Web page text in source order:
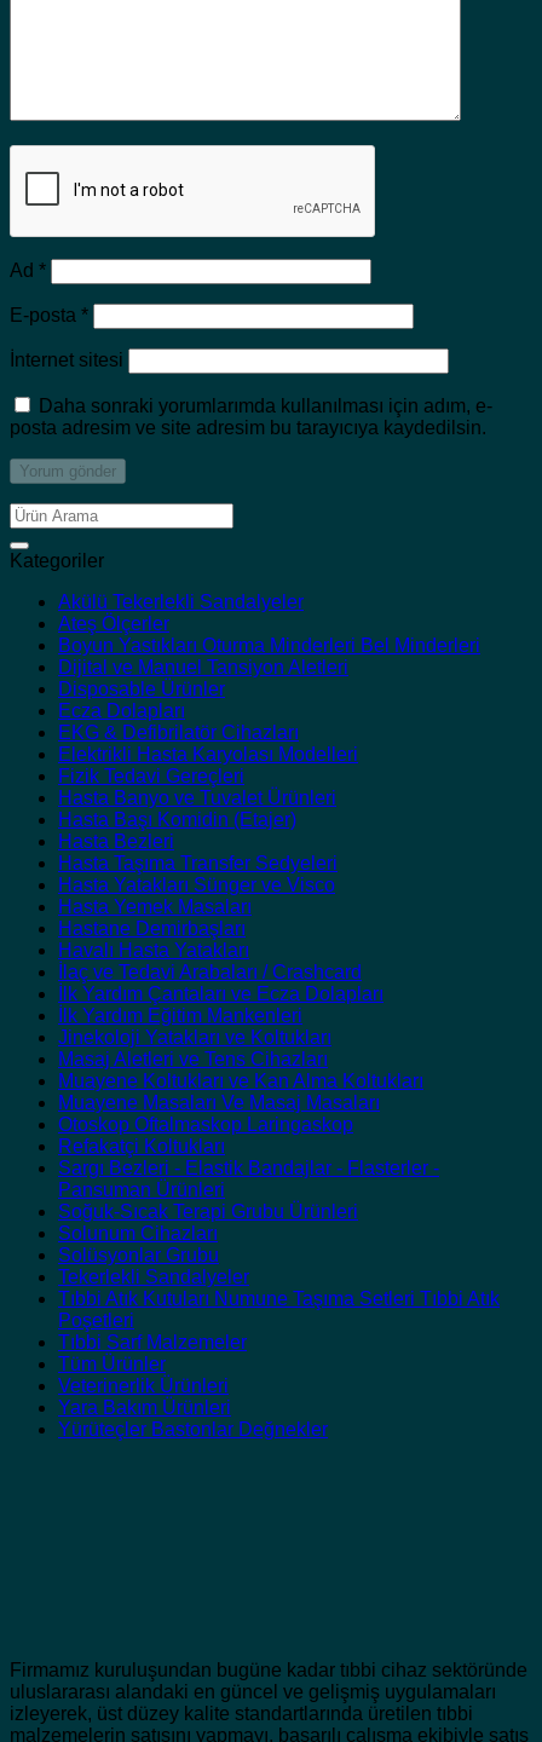
Ad *
E-posta *
İnternet sitesi
Daha sonraki yorumlarımda kullanılması için adım, e-
posta adresim ve site adresim bu tarayıcıya kaydedilsin.
Ara:
Kategoriler
Akülü Tekerlekli Sandalyeler
Ateş Ölçerler
Boyun Yastıkları Oturma Minderleri Bel Minderleri
Dijital ve Manuel Tansiyon Aletleri
Disposable Ürünler
Ecza Dolapları
EKG & Defibrilatör Cihazları
Elektrikli Hasta Karyolası Modelleri
Fizik Tedavi Gereçleri
Hasta Banyo ve Tuvalet Ürünleri
Hasta Başı Komidin (Etajer)
Hasta Bezleri
Hasta Taşıma Transfer Sedyeleri
Hasta Yatakları Sünger ve Visco
Hasta Yemek Masaları
Hastane Demirbaşları
Havalı Hasta Yatakları
İlaç ve Tedavi Arabaları / Crashcard
İlk Yardım Çantaları ve Ecza Dolapları
İlk Yardım Eğitim Mankenleri
Jinekoloji Yatakları ve Koltukları
Masaj Aletleri ve Tens Cihazları
Muayene Koltukları ve Kan Alma Koltukları
Muayene Masaları Ve Masaj Masaları
Otoskop Oftalmaskop Laringaskop
Refakatçi Koltukları
Sargı Bezleri - Elastik Bandajlar - Flasterler -
Pansuman Ürünleri
Soğuk-Sıcak Terapi Grubu Ürünleri
Solunum Cihazları
Solüsyonlar Grubu
Tekerlekli Sandalyeler
Tıbbi Atık Kutuları Numune Taşıma Setleri Tıbbi Atık
Poşetleri
Tıbbi Sarf Malzemeler
Tüm Ürünler
Veterinerlik Ürünleri
Yara Bakım Ürünleri
Yürüteçler Bastonlar Değnekler
Firmamız kuruluşundan bugüne kadar tıbbi cihaz sektöründe
uluslararası alandaki en güncel ve gelişmiş uygulamaları
izleyerek, üst düzey kalite standartlarında üretilen tıbbi
malzemelerin satışını yapmayı, başarılı çalışma ekibiyle satış